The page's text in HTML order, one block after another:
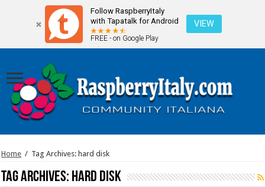
Follow RaspberryItaly
with Tapatalk for Android
FREE - on Google Play
VIEW
Home / Tag Archives: hard disk
Tag Archives: hard disk